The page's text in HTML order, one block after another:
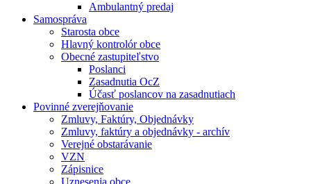
Ambulantný predaj
Samospráva
Starosta obce
Hlavný kontrolór obce
Obecné zastupiteľstvo
Poslanci
Zasadnutia OcZ
Účasť poslancov na zasadnutiach
Povinné zverejňovanie
Zmluvy, Faktúry, Objednávky
Zmluvy, faktúry a objednávky - archív
Verejné obstarávanie
VZN
Zápisnice
Uznesenia obce